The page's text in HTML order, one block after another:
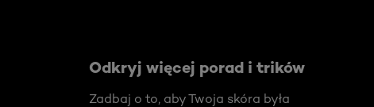
Odkryj więcej porad i trików
Zadbaj o to, aby Twoja skóra była